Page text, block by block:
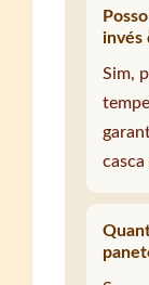
invés
Sim,